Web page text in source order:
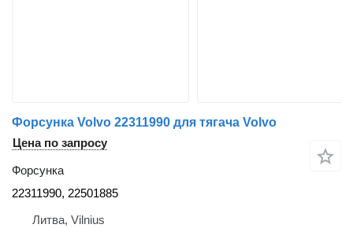
Форсунка Volvo 22311990 для тягача Volvo
Цена по запросу
Форсунка
22311990, 22501885
Литва, Vilnius